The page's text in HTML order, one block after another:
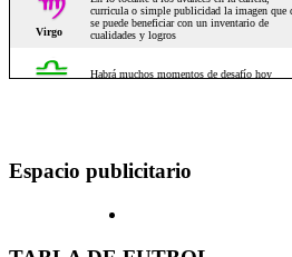
Espacio publicitario